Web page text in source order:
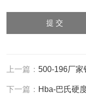
上一篇：500-196厂家
下一篇： Hba-巴氏硬